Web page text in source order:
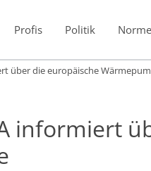
Profis Politik
über die europäische
informiert